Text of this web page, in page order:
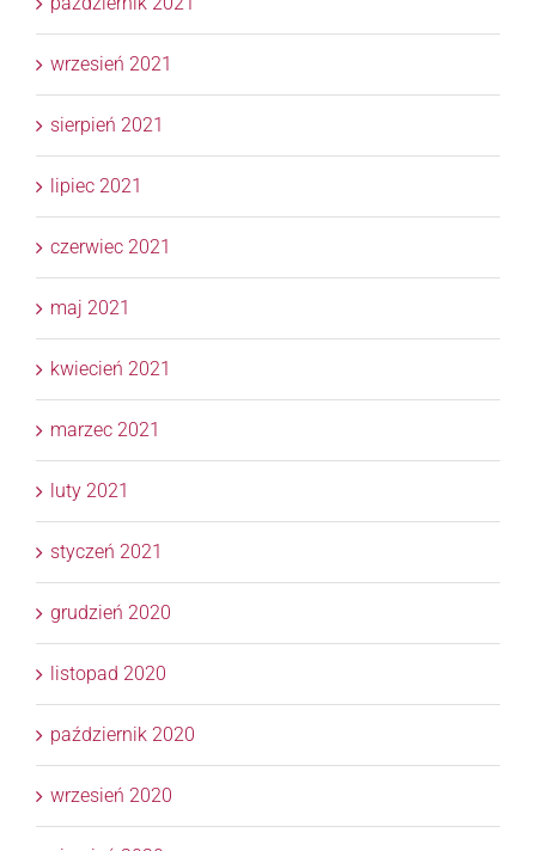
wrzesień 2021
sierpień 2021
lipiec 2021
czerwiec 2021
maj 2021
kwiecień 2021
marzec 2021
luty 2021
styczeń 2021
grudzień 2020
listopad 2020
październik 2020
wrzesień 2020